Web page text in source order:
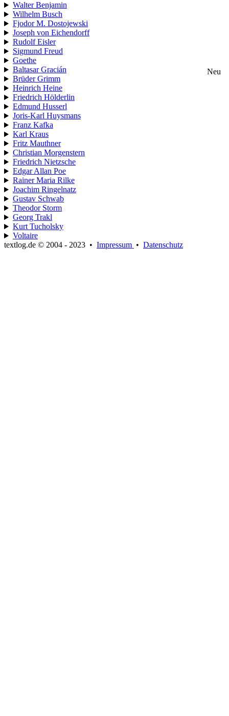
Walter Benjamin
Wilhelm Busch
Fjodor M. Dostojewski
Joseph von Eichendorff
Rudolf Eisler
Sigmund Freud
Goethe
Baltasar Gracián
Neu
Brüder Grimm
Heinrich Heine
Friedrich Hölderlin
Edmund Husserl
Joris-Karl Huysmans
Franz Kafka
Karl Kraus
Fritz Mauthner
Christian Morgenstern
Friedrich Nietzsche
Edgar Allan Poe
Rainer Maria Rilke
Joachim Ringelnatz
Gustav Schwab
Theodor Storm
Georg Trakl
Kurt Tucholsky
Voltaire
textlog.de © 2004 - 2023 • Impressum • Datenschutz